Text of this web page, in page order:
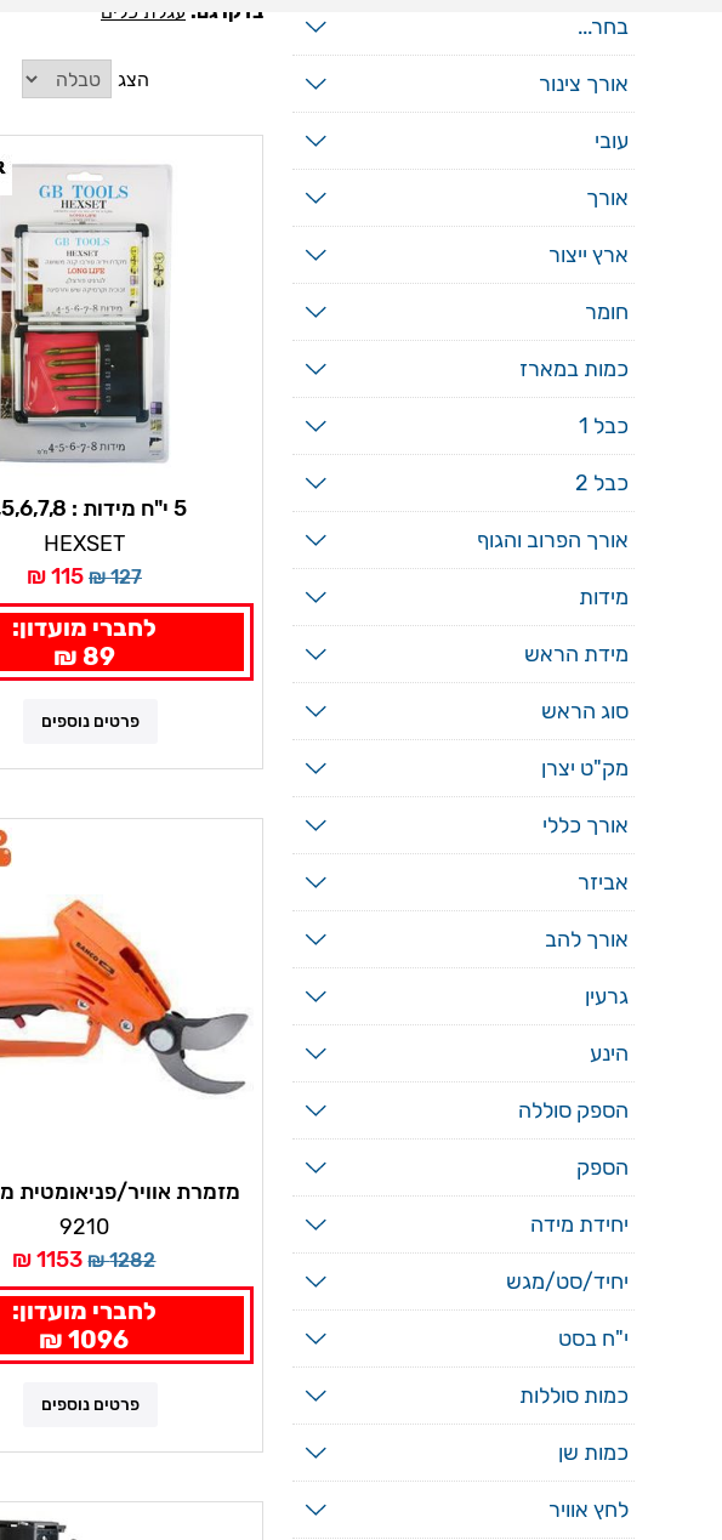
בדקו גם: עגלת כלים
הצג
5 י"ח מידות :
לגרניט,זכוכית,
HEXSET
127 ₪
115 ₪
לחברי מועדון:
89 ₪
פרטים נוספים
מזמרת אוויר/פניאומטית
לעצי פרי בקו
9210
1282 ₪
1153 ₪
לחברי מועדון:
1096 ₪
פרטים נוספים
בחר...
אורך צינור
עובי
אורך
ארץ ייצור
חומר
כמות במארז
כבל 1
כבל 2
אורך הפרוב והגוף
מידות
מידת הראש
סוג הראש
מק"ט יצרן
אורך כללי
אביזר
אורך להב
גרעין
הינע
הספק סוללה
הספק
יחידת מידה
יחיד/סט/מגש
י"ח בסט
כמות סוללות
כמות שן
לחץ אוויר